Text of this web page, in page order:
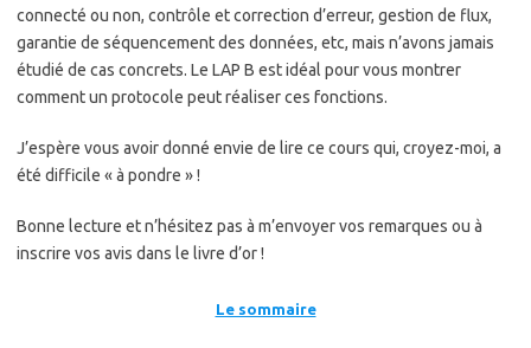
connecté ou non, contrôle et correction d’erreur, gestion de flux,
garantie de séquencement des données, etc, mais n’avons jamais
étudié de cas concrets. Le LAP B est idéal pour vous montrer
comment un protocole peut réaliser ces fonctions.
J’espère vous avoir donné envie de lire ce cours qui, croyez-moi, a
été difficile « à pondre » !
Bonne lecture et n’hésitez pas à m’envoyer vos remarques ou à
inscrire vos avis dans le livre d’or !
Le sommaire